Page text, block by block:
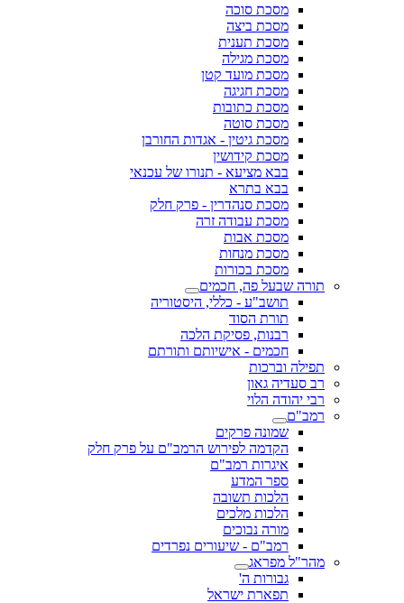
מסכת סוכה
מסכת ביצה
מסכת תענית
מסכת מגילה
מסכת מועד קטן
מסכת חגיגה
מסכת כתובות
מסכת סוטה
מסכת גיטין - אגדות החורבן
מסכת קידושין
בבא מציעא - תנורו של עכנאי
בבא בתרא
מסכת סנהדרין - פרק חלק
מסכת עבודה זרה
מסכת אבות
מסכת מנחות
מסכת בכורות
תורה שבעל פה, חכמים
תושב"ע - כללי, היסטוריה
תורת הסוד
רבנות, פסיקת הלכה
חכמים - אישיותם ותורתם
תפילה וברכות
רב סעדיה גאון
רבי יהודה הלוי
רמב"ם
שמונה פרקים
הקדמה לפירוש הרמב"ם על פרק חלק
איגרות רמב"ם
ספר המדע
הלכות תשובה
הלכות מלכים
מורה נבוכים
רמב"ם - שיעורים נפרדים
מהר"ל מפראג
גבורות ה'
תפארת ישראל